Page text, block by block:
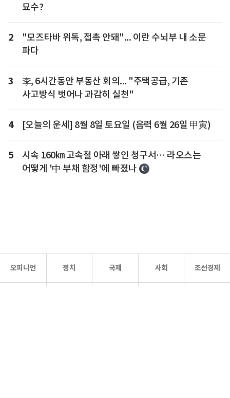
묘수?
2
"모즈타바 위독, 접촉 안돼"... 이란 수뇌부 내 소문
파다
3
李, 6시간동안 부동산 회의... "주택공급, 기존
사고방식 벗어나 과감히 실천"
4 [오늘의 운세] 8월 8일 토요일 (음력 6월 26일 甲寅)
5
시속 160㎞ 고속철 아래 쌓인 청구서… 라오스는
어떻게 '中 부채 함정'에 빠졌나
오피니언 정치 국제 사회 조선경제